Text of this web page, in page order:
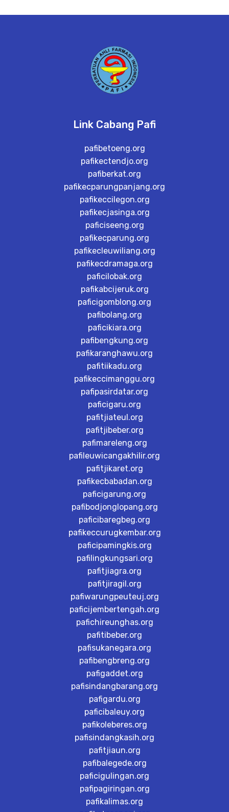
Link Cabang Pafi
pafibetoeng.org
pafikectendjo.org
pafiberkat.org
pafikecparungpanjang.org
pafikeccilegon.org
pafikecjasinga.org
paficiseeng.org
pafikecparung.org
pafikecleuwiliang.org
pafikecdramaga.org
paficilobak.org
pafikabcijeruk.org
paficigomblong.org
pafibolang.org
paficikiara.org
pafibengkung.org
pafikaranghawu.org
pafitiikadu.org
pafikeccimanggu.org
pafipasirdatar.org
paficigaru.org
pafitjiateul.org
pafitjibeber.org
pafimareleng.org
pafileuwicangakhilir.org
pafitjikaret.org
pafikecbabadan.org
paficigarung.org
pafibodjonglopang.org
paficibaregbeg.org
pafikeccurugkembar.org
paficipamingkis.org
pafilingkungsari.org
pafitjiagra.org
pafitjiragil.org
pafiwarungpeuteuj.org
paficijembertengah.org
pafichireunghas.org
pafitibeber.org
pafisukanegara.org
pafibengbreng.org
pafigaddet.org
pafisindangbarang.org
pafigardu.org
paficibaleuy.org
pafikoleberes.org
pafisindangkasih.org
pafitjiaun.org
pafibalegede.org
paficigulingan.org
pafipagiringan.org
pafikalimas.org